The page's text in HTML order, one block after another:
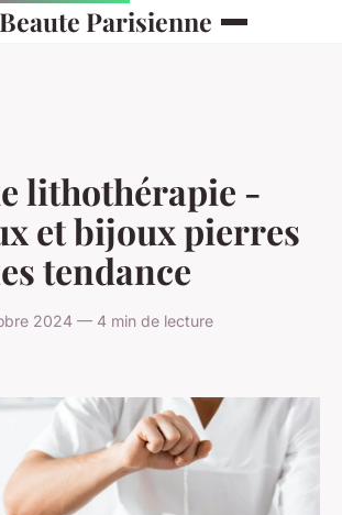
Beaute Parisienne
lithothérapie -
et bijoux pierres
tendance
2024 — 4 min de lecture